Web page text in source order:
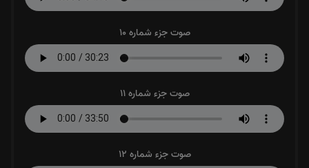
صوت جزء شماره 10
صوت جزء شماره 11
صوت جزء شماره 12